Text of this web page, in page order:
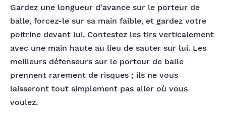
Gardez une longueur d'avance sur le porteur de
balle, forcez-le sur sa main faible, et gardez votre
poitrine devant lui. Contestez les tirs verticalement
avec une main haute au lieu de sauter sur lui. Les
meilleurs défenseurs sur le porteur de balle
prennent rarement de risques ; ils ne vous
laisseront tout simplement pas aller où vous
voulez.